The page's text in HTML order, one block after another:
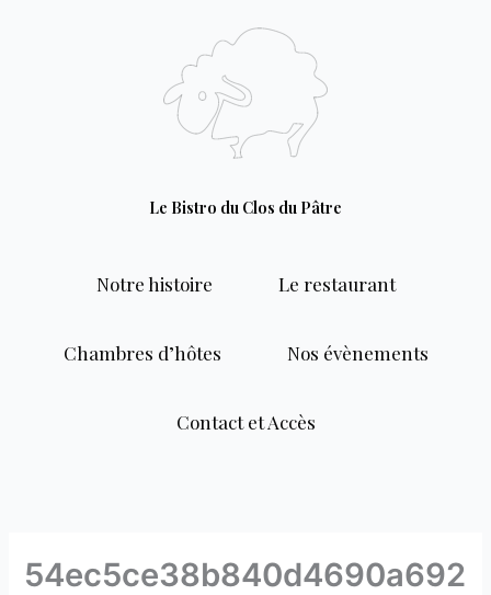
Le Bistro du Clos du Pâtre
Notre histoire Le restaurant
Chambres d’hôtes Nos évènements
Contact et Accès
54ec5ce38b840d4690a692